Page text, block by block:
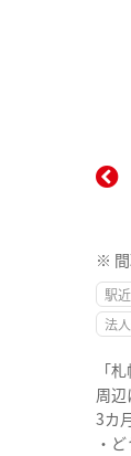
※ 間
駅近
法
「
周
3カ
・